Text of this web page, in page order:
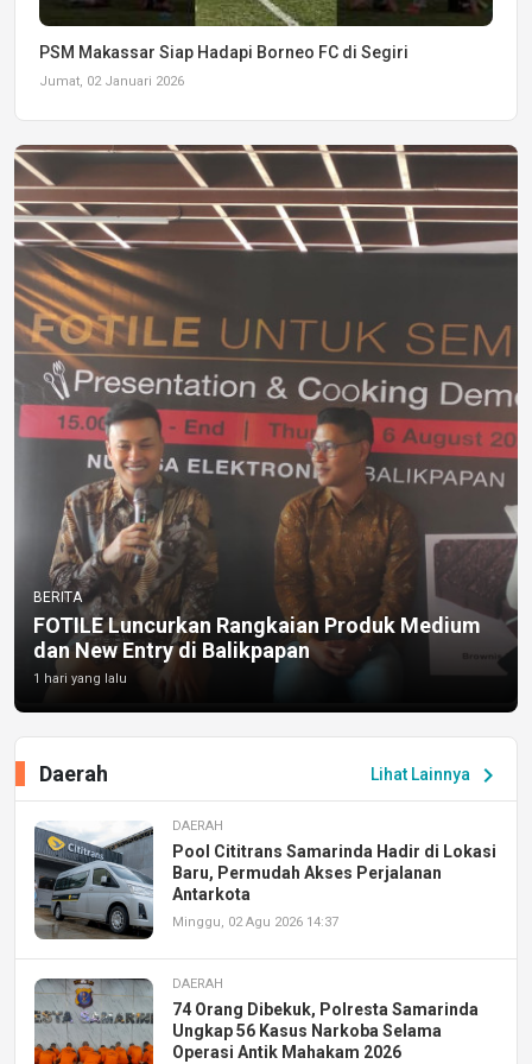
PSM Makassar Siap Hadapi Borneo FC di Segiri
Jumat, 02 Januari 2026
BERITA
FOTILE Luncurkan Rangkaian Produk Medium
dan New Entry di Balikpapan
1 hari yang lalu
Lihat Lainnya chevron_right
Daerah
DAERAH
Pool Cititrans Samarinda Hadir di Lokasi
Baru, Permudah Akses Perjalanan
Antarkota
Minggu, 02 Agu 2026 14:37
DAERAH
74 Orang Dibekuk, Polresta Samarinda
Ungkap 56 Kasus Narkoba Selama
Operasi Antik Mahakam 2026